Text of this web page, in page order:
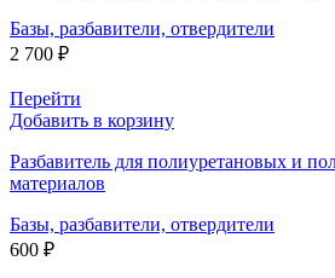
Базы, разбавители, отвердители
2 700 ₽
Перейти
Добавить в корзину
Разбавитель для полиуретановых и
материалов
Базы, разбавители, отвердители
600 ₽